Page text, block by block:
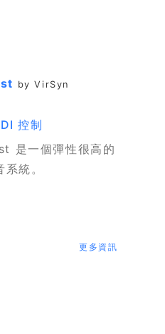
by VirSyn
控制
是一個彈性很高的
統。
更多資訊